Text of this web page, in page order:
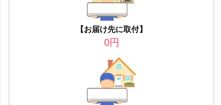
【お届け先に取付】
0円